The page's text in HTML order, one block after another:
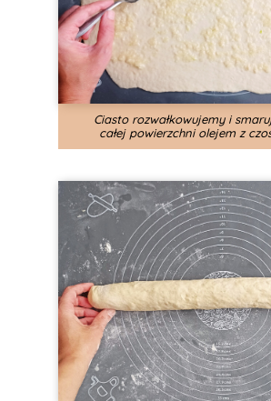
Ciasto rozwałkowujemy i
całej powierzchni olejem z